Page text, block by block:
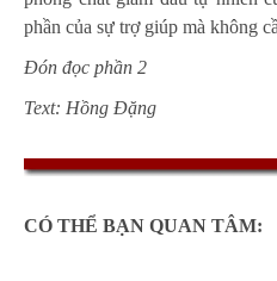
phần của sự trợ giúp mà không
Đón đọc phần 2
Text: Hồng Đặng
CÓ THỂ BẠN QUAN TÂM: